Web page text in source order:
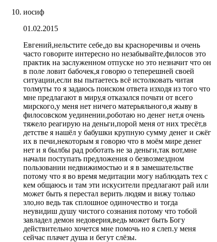
иосиф
01.02.2015
Евгений,нельстите себе,до вы красноречивы и очень
часто говорите интересно но незабывайте,филосов это
практик на заслуженном отпуске но это незначит что он
в поле ловит бабочек,я говорю о теперешней своей
ситуации,если вы пытаетесь всё истолковать читая
толмуты то я задаюсь поиском ответа изходя из того что
мне предлагают в миру,я отказался почьти от всего
мирского,у меня нет ничего матерьяльного,я жыву в
филосовском уединении,роботаю но денег нет,я очень
тяжело реагирую на деньги,порой меня от них тресёт,в
детстве я нашёл у бабушки крупную сумму денег и сжёг
их в печи,некоторым я говорю что в моём мире денег
нет и я былбы рад роботать не за деньги,так вот,мне
начали поступать предложения о безвозмездном
пользовании недвижимостью и я в замешательстве
потому что я во время медитации могу наблюдать тех с
кем общаюсь и там эти искусители предлагают рай или
может быть я перестал верить людям и вижу только
зло,но ведь так сплошное одиночество и тогда
неувидиш душу чистого сознания потому что тобой
завладел демон недоверия,ведь может быть Богу
действительно хочется мне помочь но я слеп.у меня
сейчас плачет душа и бегут слёзы.